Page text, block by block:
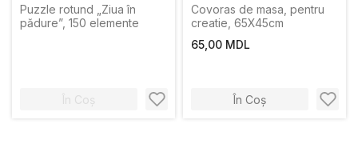
Puzzle rotund „Ziua în
pădure”, 150 elemente
În Coș
Covoras de masa, pentru
creatie, 65X45cm
65,00 MDL
În Coș